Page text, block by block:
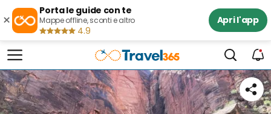
×
Porta le guide con te
Mappe offline, sconti e altro
4.9
Apri l'app